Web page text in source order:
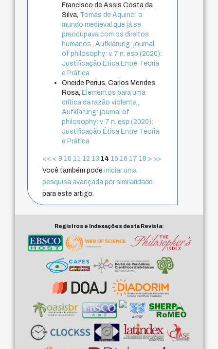
Francisco de Assis Costa da
Silva, Tomás de Aquino: o
mundo medieval que já se
preocupava com os direitos
humanos,Aufklärung: journal
of philosophy: v. 7 n. esp (2020):
Justificação Ética Entre Teoria
e Prática
Oneide Perius, Carlos Mendes
Rosa, Elementos para uma
crítica da razão violenta,
Aufklärung: journal of
philosophy: v. 7 n. esp (2020):
Justificação Ética Entre Teoria
e Prática
<< < 9 10 11 12 13 14 15 16 17 18 > >>
Você também podeiniciar uma
pesquisa avançada por similaridade
para este artigo.
Registros e Indexações desta Revista: